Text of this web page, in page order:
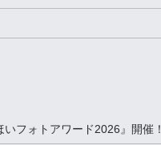
いフォトアワード2026』開催！